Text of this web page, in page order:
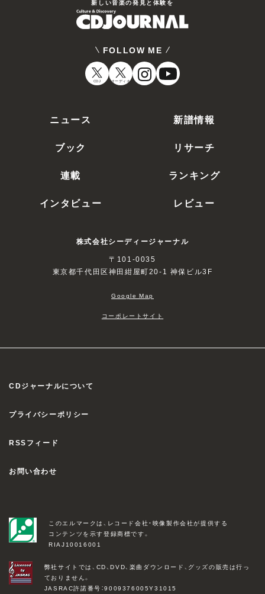
新しい⾳楽の発⾒と体験を
FOLLOW ME
CDJ オーディオ
ニュース
新譜情報
ブック
リサーチ
連載
ランキング
インタビュー
レビュー
株式会社シーディージャーナル
〒101-0035
東京都千代田区神田紺屋町20-1 神保ビル3F
Google Map
コーポレートサイト
CDジャーナルについて
プライバシーポリシー
RSSフィード
お問い合わせ
このエルマークは、レコード会社・映像製作会社が提供する
コンテンツを示す登録商標です。
RIAJ10016001
弊社サイトでは、CD、DVD、楽曲ダウンロード、グッズの販売は行っ
ておりません。
JASRAC許諾番号：9009376005Y31015